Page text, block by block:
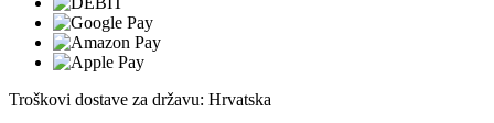
Troškovi dostave za državu: Hrvatska